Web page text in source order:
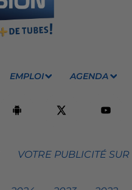
EMPLOI AGENDA
VOTRE PUBLICITÉ